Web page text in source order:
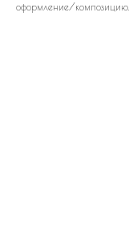
оформление/композицию.